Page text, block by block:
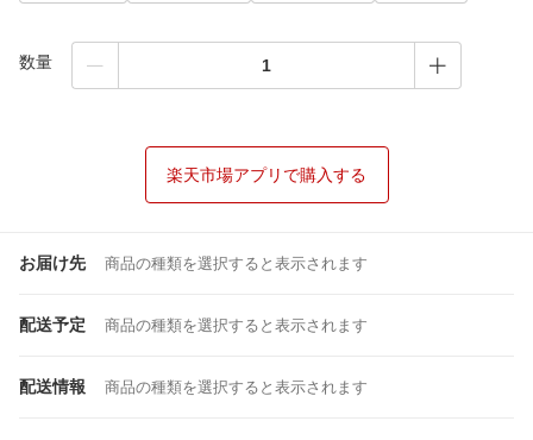
数量
楽天市場アプリで購入する
お届け先 商品の種類を選択すると表示されます
配送予定 商品の種類を選択すると表示されます
配送情報 商品の種類を選択すると表示されます